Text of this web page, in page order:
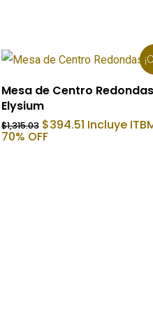
Añadir Al Carrito
Mesa de Centro Redondas
Elysium
$1,315.03 El
precio
$394.51El
precio
Incluye
70% OFF